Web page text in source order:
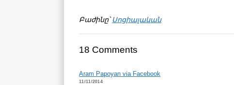
Բաժինը՝Սոցիալական
18 Comments
Aram Papoyan via Facebook
11/11/2014